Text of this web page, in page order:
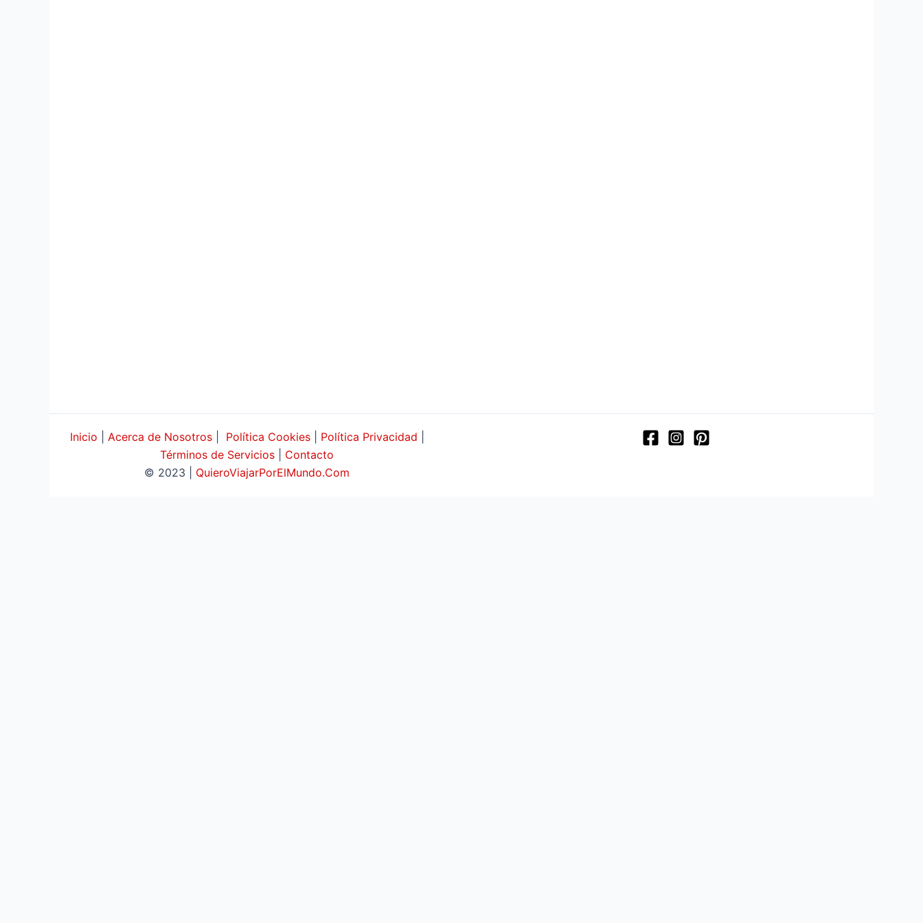
Inicio Acerca de Nosotros| Política Cookies| Política Privacidad
Términos de Servicios
Contacto
© 2023 | QuieroViajarPorElMundo.Com